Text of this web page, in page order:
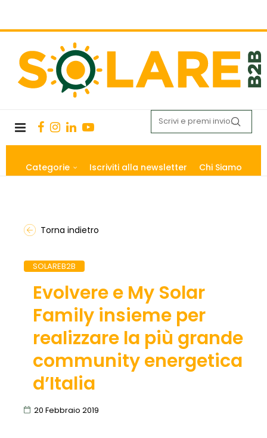
Categorie Iscriviti alla newsletter Chi Siamo
Torna indietro
SOLAREB2B
Evolvere e My Solar
Family insieme per
realizzare la più grande
community energetica
d’Italia
20 Febbraio 2019